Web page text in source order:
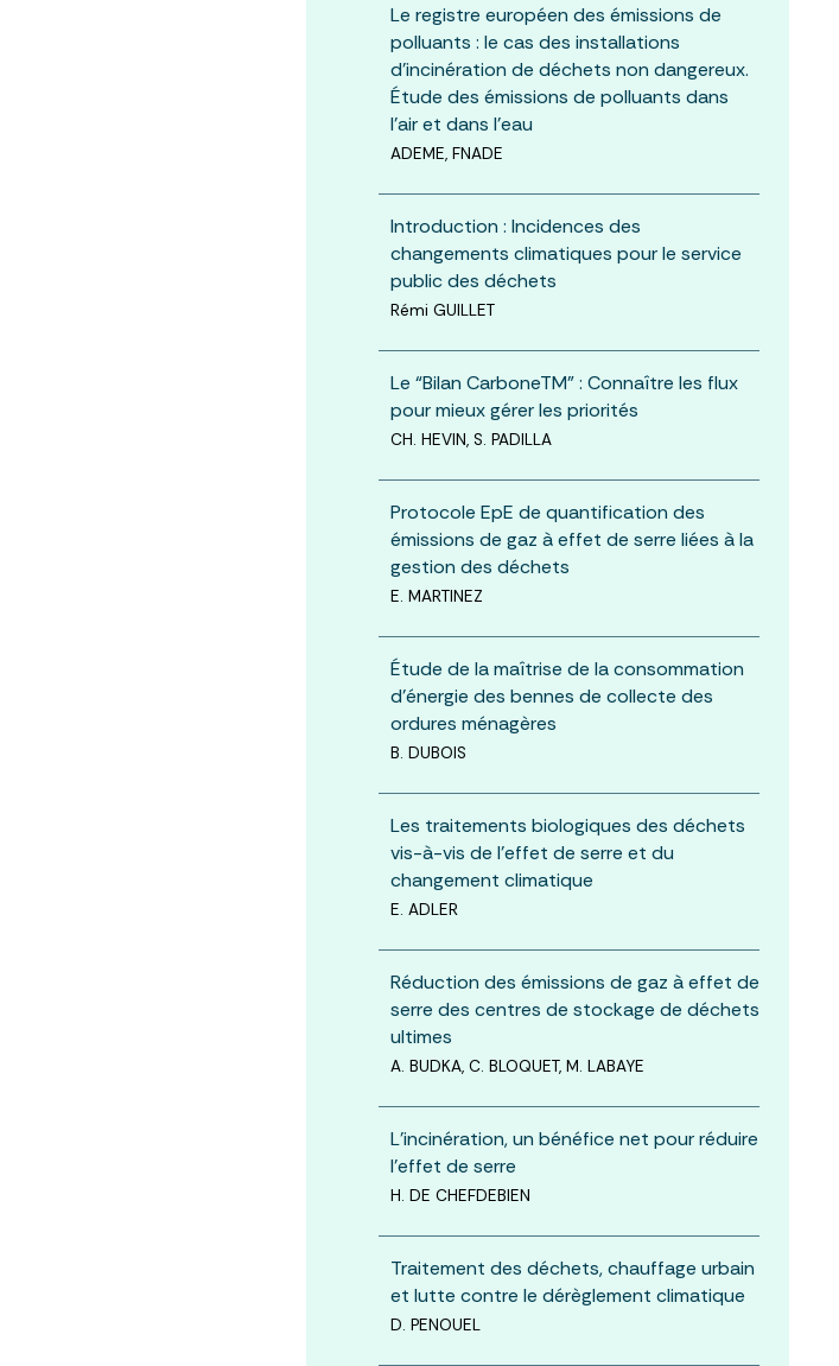
Le registre européen des émissions de
polluants : le cas des installations
d’incinération de déchets non dangereux.
Étude des émissions de polluants dans
l’air et dans l’eau
ADEME, FNADE
Introduction : Incidences des
changements climatiques pour le service
public des déchets
Rémi GUILLET
Le “Bilan CarboneTM” : Connaître les flux
pour mieux gérer les priorités
CH. HEVIN, S. PADILLA
Protocole EpE de quantification des
émissions de gaz à effet de serre liées à la
gestion des déchets
E. MARTINEZ
Étude de la maîtrise de la consommation
d’énergie des bennes de collecte des
ordures ménagères
B. DUBOIS
Les traitements biologiques des déchets
vis-à-vis de l’effet de serre et du
changement climatique
E. ADLER
Réduction des émissions de gaz à effet de
serre des centres de stockage de déchets
ultimes
A. BUDKA, C. BLOQUET, M. LABAYE
L’incinération, un bénéfice net pour réduire
l’effet de serre
H. DE CHEFDEBIEN
Traitement des déchets, chauffage urbain
et lutte contre le dérèglement climatique
D. PENOUEL